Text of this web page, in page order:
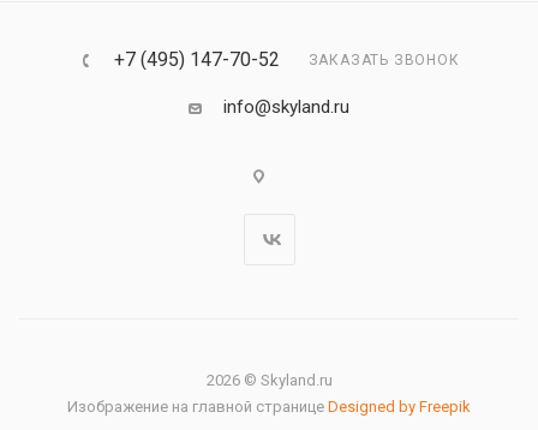
+7 (495) 147-70-52 ЗАКАЗАТЬ ЗВОНОК
info@skyland.ru
2026 © Skyland.ru
Изображение на главной странице Designed by Freepik